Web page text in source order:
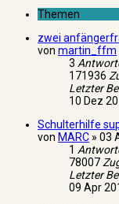
Themen
zwei
von martin_ffm
3
171936
Letzter
10 Dez
Schulterhilfe
von MARC » 03
1
78007
Letzter
09 Apr